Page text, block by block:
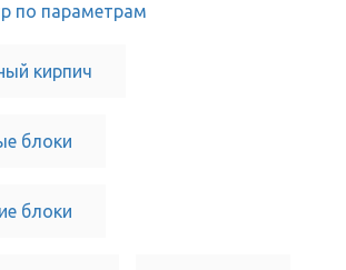
по параметрам
кирпич
блоки
блоки